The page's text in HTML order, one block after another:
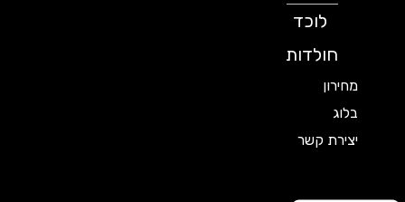
לוכד
חולדות
מחירון
בלוג
יצירת קשר